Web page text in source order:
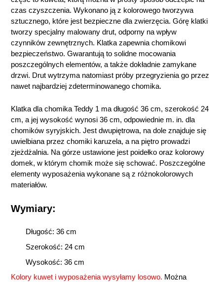
czas czyszczenia. Wykonano ją z kolorowego tworzywa
sztucznego, które jest bezpieczne dla zwierzęcia. Górę klatki
tworzy specjalny malowany drut, odporny na wpływ
czynników zewnętrznych. Klatka zapewnia chomikowi
bezpieczeństwo. Gwarantują to solidne mocowania
poszczególnych elementów, a także dokładnie zamykane
drzwi. Drut wytrzyma natomiast próby przegryzienia go przez
nawet najbardziej zdeterminowanego chomika.
Klatka dla chomika Teddy 1 ma długość 36 cm, szerokość 24
cm, a jej wysokość wynosi 36 cm, odpowiednie m. in. dla
chomików syryjskich. Jest dwupiętrowa, na dole znajduje się
uwielbiana przez chomiki karuzela, a na piętro prowadzi
zjeżdżalnia. Na górze ustawione jest poidełko oraz kolorowy
domek, w którym chomik może się schować. Poszczególne
elementy wyposażenia wykonane są z różnokolorowych
materiałów.
Wymiary:
Długość: 36 cm
Szerokość: 24 cm
Wysokość: 36 cm
Kolory kuwet i wyposażenia wysyłamy losowo. Można